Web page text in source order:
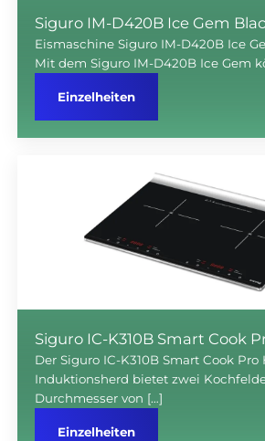
Siguro IM-D420B Ice Gem
Eismaschine Siguro IM-D420B Ice
Mit dem Siguro IM-D420B Ice Gem
Einzelheiten
Siguro IC-K310B Smart Cook
Der Siguro IC-K310B Smart Cook Pro
Induktionsherd bietet zwei
Durchmesser von […]
Einzelheiten